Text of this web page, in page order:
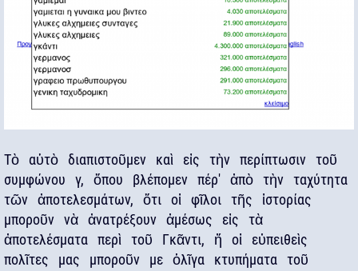
Τὸ αὑτὸ διαπιστοῦμεν καὶ εἰς τὴν περίπτωσιν τοῦ
συμφώνου γ, ὅπου βλέπομεν πέρ' ἀπὸ τὴν ταχύτητα
τῶν ἀποτελεσμάτων, ὅτι οἱ φῖλοι τῆς ἱστορίας
μποροῦν νὰ ἀνατρέξουν ἀμέσως εἰς τὰ
ἀποτελέσματα περὶ τοῦ Γκᾶντι, ἤ οἱ εὐπειθεὶς
πολῖτες μας μποροῦν με ὁλῖγα κτυπήματα τοῦ